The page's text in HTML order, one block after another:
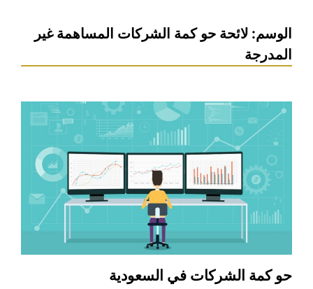
الوسم: لائحة حو كمة الشركات المساهمة غير
المدرجة
حو كمة الشركات في السعودية